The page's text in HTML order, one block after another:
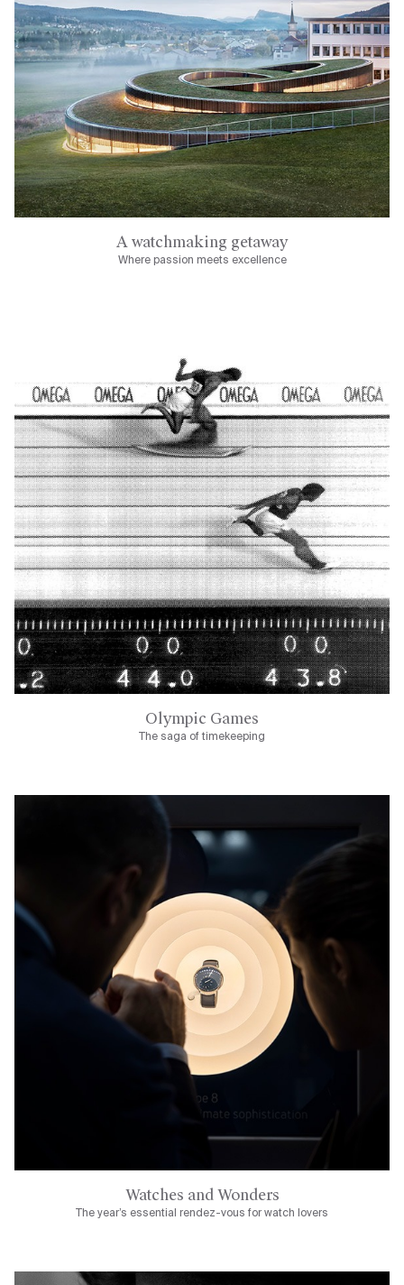
A watchmaking getaway
Where passion meets excellence
Olympic Games
The saga of timekeeping
Watches and Wonders
The year’s essential rendez-vous for watch lovers